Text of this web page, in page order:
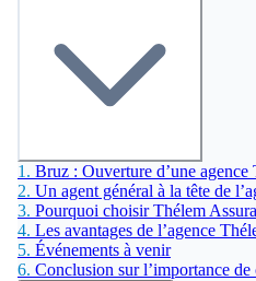
1. Bruz : Ouverture d’une agence
2. Un agent général à la tête de
3. Pourquoi choisir Thélem
4. Les avantages de l’agence
5. Événements à venir
6. Conclusion sur l’importance de